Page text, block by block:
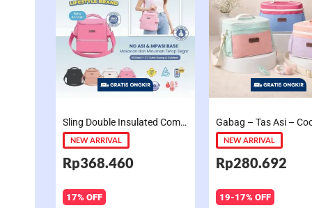
Sling Double Insulated Compartment Cappucino Black, Creamy, Salem, Chocolate
NEW ARRIVAL
Rp368.460
17% OFF
NEW ARRIVAL
Rp280.692
19-17% OFF